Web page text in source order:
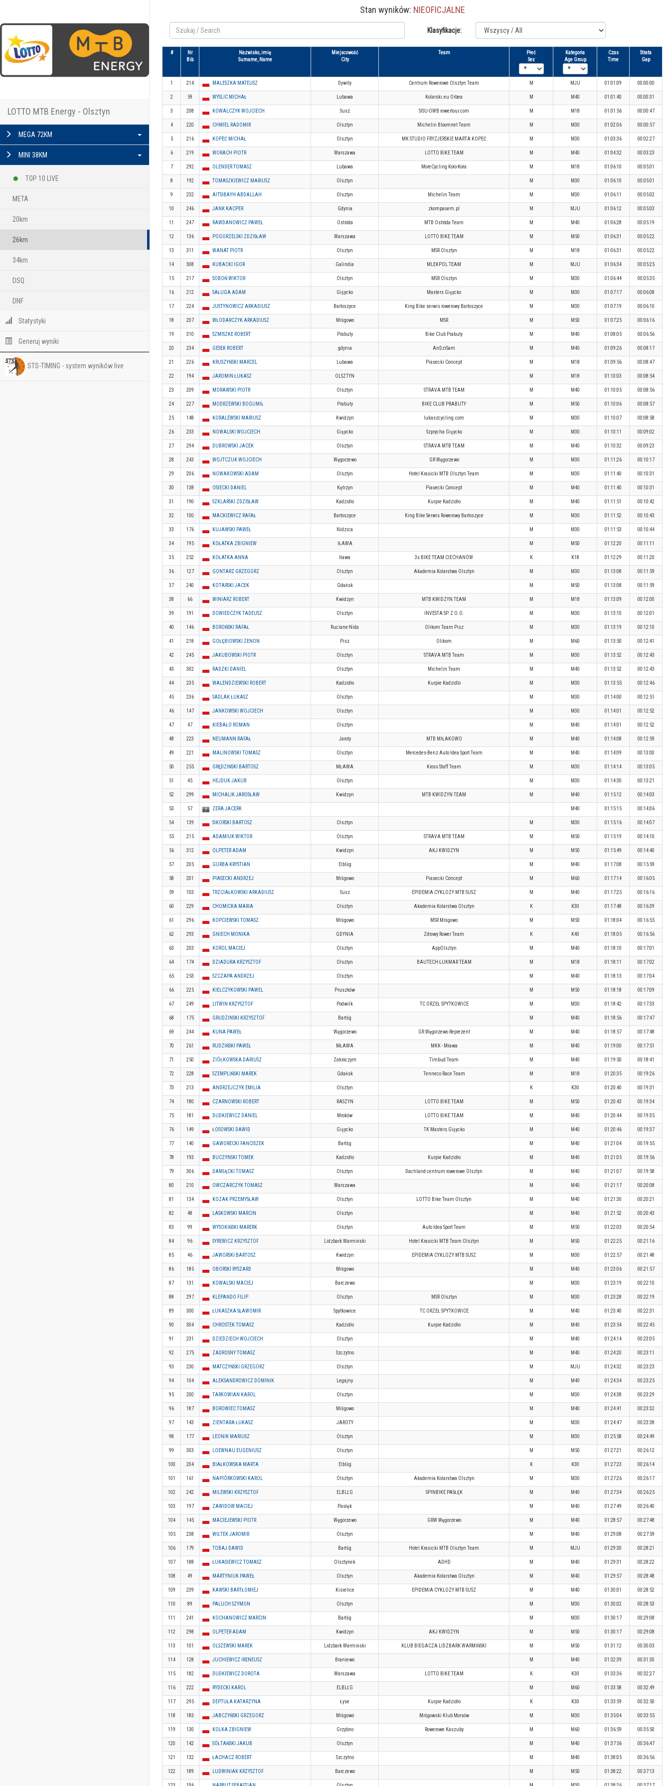
LOTTO MTB Energy - Olsztyn
MEGA 72KM
MINI 38KM
TOP 10 LIVE
META
20km
26km
34km
DSQ
DNF
Statystyki
Generuj wyniki
STS-TIMING - system wyników live
Stan wyników: NIEOFICJALNE
Klasyfikacje:
#
Nr
Bib
Nazwisko, imię
Surname, Name
Miejscowość
City
Team
Płeć
Sex
Kategoria
Age Group
Czas
Time
Strata
Gap
1 214 MALESZKA MATEUSZ Dywity Centrum Rowerowe Olsztyn Team M MJU 01:01:09 00:00:00
2 59 WYSLIC MICHAŁ Lubawa Kolarski.eu Orbea M M40 01:01:40 00:00:31
3 208 KOWALCZYK WOJCIECH Susz SISU-OWB rowertour.com M M18 01:01:56 00:00:47
4 220 CHMIEL RADOMIR Olsztyn Michelin Bloomnet Team M M30 01:02:06 00:00:57
5 216 KOPEĆ MICHAŁ Olsztyn MK STUDIO FRYZJERSKIE MARTA KOPEĆ M M30 01:03:36 00:02:27
6 219 WORACH PIOTR Warszawa LOTTO BIKE TEAM M M40 01:04:32 00:03:23
7 292 OLENDER TOMASZ Lubawa MoreCycling Koło-Koła M M18 01:06:10 00:05:01
8 192 TOMASZKIEWICZ MARIUSZ Olsztyn M M30 01:06:10 00:05:01
9 232 AITSIBAYH ABDALLAH Olsztyn Michelin Team M M30 01:06:11 00:05:02
10 246 JANK KACPER Gdynia zkompasem.pl M MJU 01:06:12 00:05:03
11 247 RAWDANOWICZ PAWEŁ Ostróda MTB Ostróda Team M M40 01:06:28 00:05:19
12 136 POGORZELSKI ZDZISŁAW Warszawa LOTTO BIKE TEAM M M50 01:06:31 00:05:22
13 311 WANAT PIOTR Olsztyn MSR Olsztyn M M18 01:06:31 00:05:22
14 308 KUBACKI IGOR Galindia MLEKPOL TEAM M MJU 01:06:34 00:05:25
15 217 SOBOŃ WIKTOR Olsztyn MSR Olsztyn M M30 01:06:44 00:05:35
16 212 SAŁUGA ADAM Gişycko Masters Gişycko M M30 01:07:17 00:06:08
17 224 JUSTYNOWICZ ARKADIUSZ Bartoszyce King Bike serwis rowerowy Bartoszyce M M30 01:07:19 00:06:10
18 207 WŁODARCZYK ARKADIUSZ Mršgowo MSR M M50 01:07:25 00:06:16
19 310 SZMISZKE ROBERT Prabuty Bike Club Prabuty M M40 01:08:05 00:06:56
20 234 GESEK ROBERT gdynia AnDziSam M M40 01:09:26 00:08:17
21 226 KRUSZYŃSKI MARCEL Lubawa Piasecki Concept M M18 01:09:56 00:08:47
22 194 JAROMIN ŁUKASZ OLSZTYN M M18 01:10:03 00:08:54
23 209 MORAWSKI PIOTR Olsztyn STRAVA MTB TEAM M M40 01:10:05 00:08:56
24 227 MODRZEWSKI BOGUMIŁ Prabuty BIKE CLUB PRABUTY M M50 01:10:06 00:08:57
25 148 KORALEWSKI MARIUSZ Kwidzyn lukaszcycling.com M M30 01:10:07 00:08:58
26 233 NOWALSKI WOJCIECH Gişycko Szprycha Gişycko M M30 01:10:11 00:09:02
27 294 DUBROWSKI JACEK Olsztyn STRAVA MTB TEAM M M40 01:10:32 00:09:23
28 243 WOJTCZUK WOJCIECH Węgorzewo GR Węgorzewo M M30 01:11:26 00:10:17
29 206 NOWAKOWSKI ADAM Olsztyn Hotel Krasicki MTB Olsztyn Team M M30 01:11:40 00:10:31
30 138 OSIECKI DANIEL Kętrzyn Piasecki Concept M M40 01:11:40 00:10:31
31 190 SZKLARSKI ZDZISŁAW Kadzidło Kurpie Kadzidło M M40 01:11:51 00:10:42
32 100 MACKIEWICZ RAFAŁ Bartoszyce King Bike Serwis Rowerowy Bartoszyce M M30 01:11:52 00:10:43
33 176 KUJAWSKI PAWEŁ Nidzica M M30 01:11:53 00:10:44
34 195 KOŁATKA ZBIGNIEW IŁAWA M M50 01:12:20 00:11:11
35 252 KOŁATKA ANNA Iława 3s BIKE TEAM CIECHANÓW K K18 01:12:29 00:11:20
36 127 GONTARZ GRZEGORZ Olsztyn Akademia Kolarstwa Olsztyn M M30 01:13:08 00:11:59
37 240 KOTARSKI JACEK Gdańsk M M50 01:13:08 00:11:59
38 66 WINIARZ ROBERT Kwidzyn MTB KWIDZYN TEAM M M18 01:13:09 00:12:00
39 191 DOWIEDCZYK TADEUSZ Olsztyn INVESTA SP. Z O.O. M M30 01:13:10 00:12:01
40 146 BOROŃSKI RAFAŁ Ruciane-Nida Olikom Team Pisz M M30 01:13:19 00:12:10
41 218 GOŁĘBIOWSKI ZENON Pisz Olikom M M60 01:13:50 00:12:41
42 245 JAKUBOWSKI PIOTR Olsztyn STRAVA MTB Team M M30 01:13:52 00:12:43
43 302 RADZKI DANIEL Olsztyn Michelin Team M M40 01:13:52 00:12:43
44 235 WALENDZIEWSKI ROBERT Kadzidło Kurpie Kadzidlo M M30 01:13:55 00:12:46
45 236 SADLAK ŁUKASZ Olsztyn M M30 01:14:00 00:12:51
46 147 JANKOWSKI WOJCIECH Olsztyn M M30 01:14:01 00:12:52
47 47 KIEBAŁO ROMAN Olsztyn M M40 01:14:01 00:12:52
48 223 NEUMANN RAFAŁ Jaroty MTB MIŁAKOWO M M40 01:14:08 00:12:59
49 221 MALINOWSKI TOMASZ Olsztyn Mercedes-Benz Auto Idea Sport Team M M40 01:14:09 00:13:00
50 255 GRĘDZIŃSKI BARTOSZ MŁAWA Kross Staff Team M M30 01:14:14 00:13:05
51 45 HEJDUK JAKUB Olsztyn M M30 01:14:30 00:13:21
52 299 MICHALIK JAROSŁAW Kwidzyn MTB KWIDZYN TEAM M M40 01:15:12 00:14:03
53 57 ZERA JACERK M40 01:15:15 00:14:06
54 139 SIKORSKI BARTOSZ Olsztyn M M30 01:15:16 00:14:07
55 215 ADAMIUK WIKTOR Olsztyn STRAVA MTB TEAM M M50 01:15:19 00:14:10
56 312 OLPETER ADAM Kwidzyn AKJ KWIDZYN M M50 01:15:49 00:14:40
57 205 GURBA KRYSTIAN Elblšg M M40 01:17:08 00:15:59
58 201 PIASECKI ANDRZEJ Mršgowo Piasecki Concept M M60 01:17:14 00:16:05
59 103 TRZCIAŁKOWSKI ARKADIUSZ Susz EPIDEMIA CYKLOZY MTB SUSZ M M40 01:17:25 00:16:16
60 229 CHOMICKA MARIA Olsztyn Akademia Kolarstwa Olsztyn K K30 01:17:48 00:16:39
61 296 KOPCIEWSKI TOMASZ Mršgowo MSR Mršgowo M M50 01:18:04 00:16:55
62 293 GNIECH MONIKA GDYNIA Zdrowy Rower Team K K40 01:18:05 00:16:56
63 203 KOROL MACIEJ Olsztyn AppOlsztyn M M40 01:18:10 00:17:01
64 174 DZIADURA KRZYSZTOF Olsztyn BAUTECH-LUKMAR TEAM M M18 01:18:11 00:17:02
65 253 SZCZAPA ANDRZEJ Olsztyn M M40 01:18:13 00:17:04
66 225 KIELCZYKOWSKI PAWEL Pruszków M M50 01:18:18 00:17:09
67 249 LITWIN KRZYSZTOF Podwilk TC ORZEŁ SPYTKOWICE M M30 01:18:42 00:17:33
68 175 GRUDZINSKI KRZYSZTOF Bartšg M M40 01:18:56 00:17:47
69 244 KUNA PAWEŁ Węgorzewo GR Węgorzewo Reprezent M M40 01:18:57 00:17:48
70 261 RUDZIŃSKI PAWEŁ MŁAWA MKK - Mława M M40 01:19:00 00:17:51
71 250 ZIÓŁKOWSKA DARIUSZ Zakroczym Timbud Team M M40 01:19:50 00:18:41
72 228 SZEMPLIŃSKI MAREK Gdańsk Tenneco Race Team M M18 01:20:35 00:19:26
73 213 ANDRZEJCZYK EMILIA Olsztyn K K30 01:20:40 00:19:31
74 180 CZARNOWSKI ROBERT RASZYN LOTTO BIKE TEAM M M50 01:20:43 00:19:34
75 181 DUDKIEWICZ DANIEL Mroków LOTTO BIKE TEAM M M40 01:20:44 00:19:35
76 149 ŁOSOWSKI DAWID Gişycko TK Masters Gişycko M M40 01:20:46 00:19:37
77 140 GAWORECKI FANCISZEK Bartšg M M40 01:21:04 00:19:55
78 193 BUCZYNSKI TOMEK Kadzidło Kurpie Kadzidło M M40 01:21:05 00:19:56
79 306 DAMIĄCKI TOMASZ Olsztyn Dachland centrum rowerowe Olsztyn M M40 01:21:07 00:19:58
80 210 OWCZARCZYK TOMASZ Warszawa M M40 01:21:17 00:20:08
81 134 KOZAK PRZEMYSŁAW Olsztyn LOTTO Bike Team Olsztyn M M40 01:21:30 00:20:21
82 48 LASKOWSKI MARCIN Olsztyn M M40 01:21:52 00:20:43
83 99 WYSOKIŃSKI MARERK Olsztyn Auto Idea Sport Team M M50 01:22:03 00:20:54
84 96 SYREWICZ KRZYSZTOF Lidzbark Warmiński Hotel Krasicki MTB Team Olsztyn M M50 01:22:25 00:21:16
85 46 JAWORSKI BARTOSZ Kwidzyn EPIDEMIA CYKLOZY MTB SUSZ M M30 01:22:57 00:21:48
86 185 OBORSKI RYSZARD Mršgowo M M40 01:23:06 00:21:57
87 131 KOWALSKI MACIEJ Barczewo M M30 01:23:19 00:22:10
88 297 KLEPANDO FILIP Olsztyn MSR Olsztyn M M30 01:23:28 00:22:19
89 300 ŁUKASZKA SŁAWOMIR Spytkowice TC ORZEŁ SPYTKOWICE M M40 01:23:40 00:22:31
90 304 CHROSTEK TOMASZ Kadzidło Kurpie Kadzidło M M40 01:23:54 00:22:45
91 231 DZIEDZIECH WOJCIECH Olsztyn M M40 01:24:14 00:23:05
92 275 ZADROSNY TOMASZ Szczytno M M40 01:24:20 00:23:11
93 230 MATCZYŃSKI GRZEGORZ Olsztyn M MJU 01:24:32 00:23:23
94 104 ALEKSANDROWICZ DOMINIK Legajny M M40 01:24:34 00:23:25
95 200 TARKOWIAN KAROL Olsztyn M M30 01:24:38 00:23:29
96 187 BOROWIEC TOMASZ Mršgowo M M40 01:24:41 00:23:32
97 143 ZIENTARA ŁUKASZ JAROTY M M30 01:24:47 00:23:38
98 177 LEONIK MARIUSZ Olsztyn M M30 01:25:58 00:24:49
99 303 LOEWNAU EUGENIUSZ Olsztyn M M50 01:27:21 00:26:12
100 204 BIAŁKOWSKA MARTA Elblšg K K30 01:27:23 00:26:14
101 161 NAPIÓRKOWSKI KAROL Olsztyn Akademia Kolarstwa Olsztyn M M30 01:27:26 00:26:17
102 242 MILEWSKI KRZYSZTOF ELBLĽG SPINBIKE PASŁĘK M M40 01:27:34 00:26:25
103 197 ZAWIDOW MACIEJ Pasłęk M M40 01:27:49 00:26:40
104 145 MACIEJEWSKI PIOTR Węgorzewo GRW Węgorzewo M M40 01:28:57 00:27:48
105 238 WIĽTEK JAROMIR Olsztyn M M40 01:29:08 00:27:59
106 179 TOBAJ DAWID Bartšg Hotel Krasicki MTB Olsztyn Team M MJU 01:29:30 00:28:21
107 188 ŁUKASIEWICZ TOMASZ Olsztynek ADHD M M40 01:29:31 00:28:22
108 49 MARTYNIUK PAWEŁ Olsztyn Akademia Kolarstwa Olsztyn M M40 01:29:57 00:28:48
109 239 KAWSKI BARTŁOMIEJ Kisielice EPIDEMIA CYKLOZY MTB SUSZ M M40 01:30:01 00:28:52
110 89 PALUCH SZYMON Olsztyn M M30 01:30:02 00:28:53
111 241 KOCHANOWICZ MARCIN Bartšg M M30 01:30:17 00:29:08
112 298 OLPETER ADAM Kwidzyn AKJ KWIDZYN M M50 01:30:17 00:29:08
113 101 OLSZEWSKI MAREK Lidzbark Warmiński KLUB BIEGACZA LIDZBARK WARMIŃSKI M M50 01:31:12 00:30:03
114 128 JUCHIEWICZ IRENEUSZ Braniewo M M40 01:32:39 00:31:30
115 182 DUDKIEWICZ DOROTA Warszawa LOTTO BIKE TEAM K K30 01:33:36 00:32:27
116 222 RYDECKI KAROL ELBLĽG M M60 01:33:58 00:32:49
117 295 DEPTUŁA KATARZYNA Łyse Kurpie Kadzidło K K30 01:33:59 00:32:50
118 183 JABCZYŃSKI GRZEGORZ Mršgowo Mršgowski Klub Morsów M M30 01:35:04 00:33:55
119 130 KOLKA ZBIGNIEW Grzybno Rowerowe Kaszuby M M60 01:36:59 00:35:50
120 142 SÓŁTAŃSKI JAKUB Olsztyn M M40 01:37:56 00:36:47
121 132 ŁACHACZ ROBERT Szczytno M M40 01:38:05 00:36:56
122 189 LUDWINIAK KRZYSZTOF Barczewo M M50 01:38:22 00:37:13